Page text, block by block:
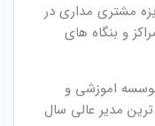
مشتری مداری در
مراکز و بنگاه های
اموزشی و
مدیر عالی سال